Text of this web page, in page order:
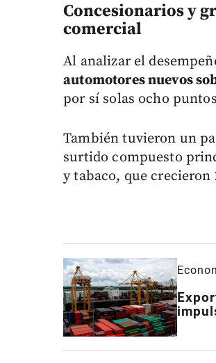
Concesionarios y
comercial
Al analizar el
automotores nuevos
por sí solas ocho
También tuvieron un
surtido compuesto
y tabaco, que